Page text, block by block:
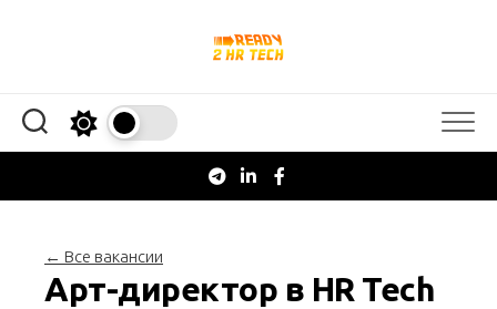
← Все вакансии
Арт-директор в HR Tech